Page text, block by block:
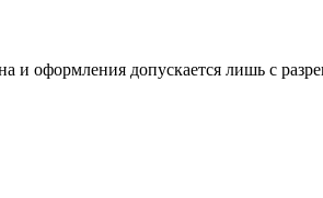
оформления допускается лишь с